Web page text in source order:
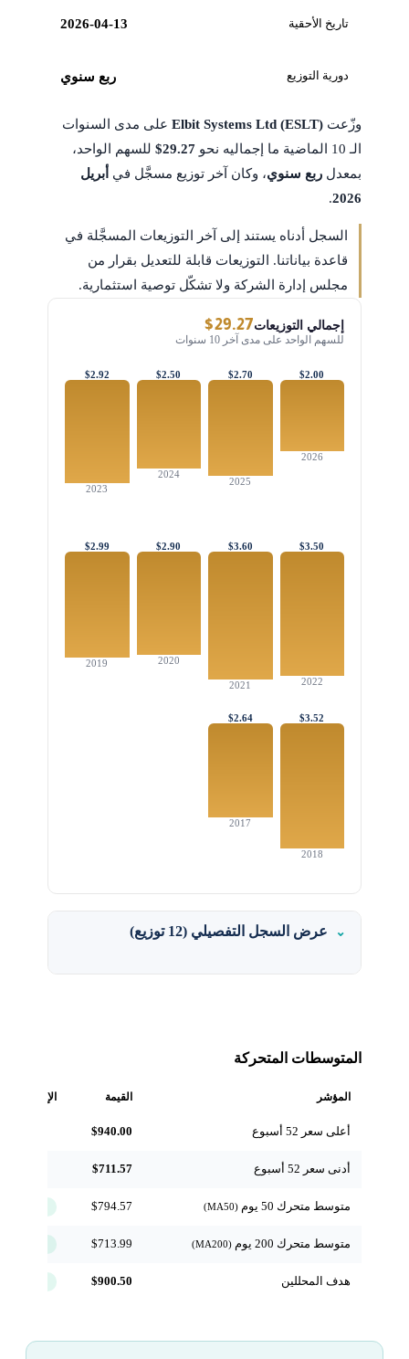
تاريخ الأحقية 2026-04-13
دورية التوزيع ربع سنوي
وزّعت Elbit Systems Ltd (ESLT)على مدى السنوات
الـ 10 الماضية ما إجماليه نحو
$29.27للسهم الواحد،
بمعدل ربع سنوي، وكان آخر توزيع مسجَّل في أبريل
2026
.
السجل أدناه يستند إلى آخر التوزيعات المسجَّلة في
قاعدة بياناتنا. التوزيعات قابلة للتعديل بقرار من
مجلس إدارة الشركة ولا تشكّل توصية استثمارية.
إجمالي التوزيعات$29.27
للسهم الواحد على مدى آخر 10 سنوات
$2.00
2026
$2.70
2025
$2.50
2024
$2.92
2023
$3.50
2022
$3.60
2021
$2.90
2020
$2.99
2019
$3.52
2018
$2.64
2017
عرض السجل التفصيلي (12 توزيع)
المتوسطات المتحركة
المؤشر القيمة الإشارة
أعلى سعر 52 أسبوع $940.00
أدنى سعر 52 أسبوع $711.57
متوسط متحرك 50 يوم $794.57
متوسط متحرك 200 يوم $713.99
هدف المحللين $900.50